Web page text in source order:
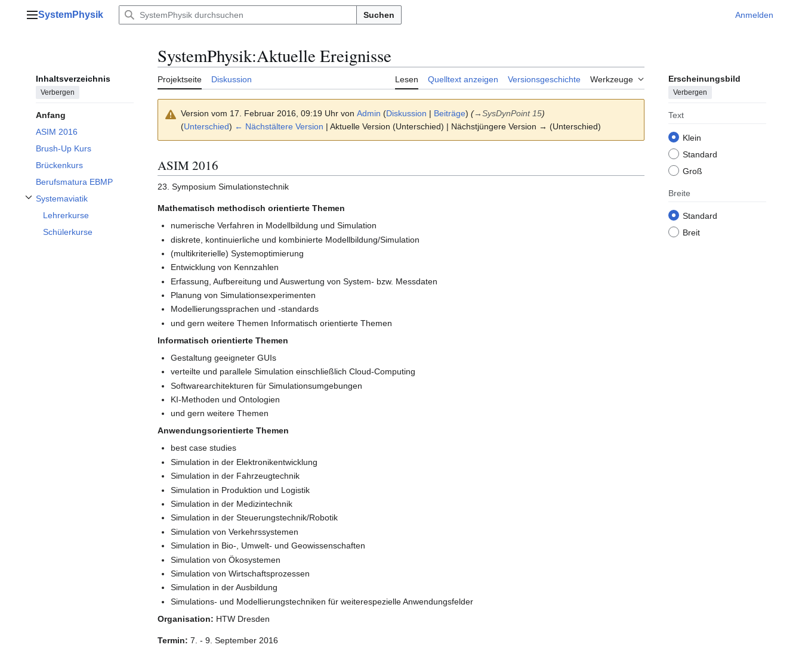
Hauptmenü
SystemPhysik Suchen Anmelden
Inhaltsverzeichnis
Verbergen
Anfang
ASIM 2016
Brush-Up Kurs
Brückenkurs
Berufsmatura EBMP
Systemaviatik
Unterabschnitt Systemaviatik umschalten
Lehrerkurse
Schülerkurse
SystemPhysik:Aktuelle Ereignisse
Projektseite Diskussion Lesen Quelltext anzeigen Versionsgeschichte Werkzeuge Erscheinungsbild
Verbergen
Text
Klein
Standard
Groß
Breite
Standard
Breit
Version vom 17. Februar 2016, 09:19 Uhr von Admin (Diskussion | Beiträge) (→SysDynPoint 15)
(Unterschied) ← Nächstältere Version | Aktuelle Version (Unterschied) | Nächstjüngere Version → (Unterschied)
ASIM 2016
23. Symposium Simulationstechnik
Mathematisch methodisch orientierte Themen
numerische Verfahren in Modellbildung und Simulation
diskrete, kontinuierliche und kombinierte Modellbildung/Simulation
(multikriterielle) Systemoptimierung
Entwicklung von Kennzahlen
Erfassung, Aufbereitung und Auswertung von System- bzw. Messdaten
Planung von Simulationsexperimenten
Modellierungssprachen und -standards
und gern weitere Themen Informatisch orientierte Themen
Informatisch orientierte Themen
Gestaltung geeigneter GUIs
verteilte und parallele Simulation einschließlich Cloud-Computing
Softwarearchitekturen für Simulationsumgebungen
KI-Methoden und Ontologien
und gern weitere Themen
Anwendungsorientierte Themen
best case studies
Simulation in der Elektronikentwicklung
Simulation in der Fahrzeugtechnik
Simulation in Produktion und Logistik
Simulation in der Medizintechnik
Simulation in der Steuerungstechnik/Robotik
Simulation von Verkehrssystemen
Simulation in Bio-, Umwelt- und Geowissenschaften
Simulation von Ökosystemen
Simulation von Wirtschaftsprozessen
Simulation in der Ausbildung
Simulations- und Modellierungstechniken für weiterespezielle Anwendungsfelder
Organisation: HTW Dresden
Termin: 7. - 9. September 2016